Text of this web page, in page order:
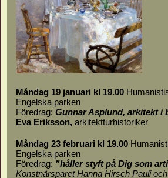
Måndag 19 januari kl 19.00
Engelska parken
Föredrag: Gunnar Asplund, arkitekt i
Eva Eriksson, arkitektturhistoriker
Måndag 23 februari kl 19.00
Engelska parken
Föredrag: ”håller styft på Dig som
Konstnärsparet Hanna Hirsch Pauli